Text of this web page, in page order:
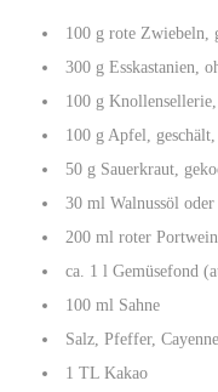
100 g rote Zwiebeln,
300 g Esskastanien,
100 g
100 g Apfel,
50 g Sauerkraut,
30 ml Walnussöl
200 ml roter Portwein
ca. 1 l Gemüsefond
100 ml Sahne
Salz, Pfeffer,
1 TL Kakao